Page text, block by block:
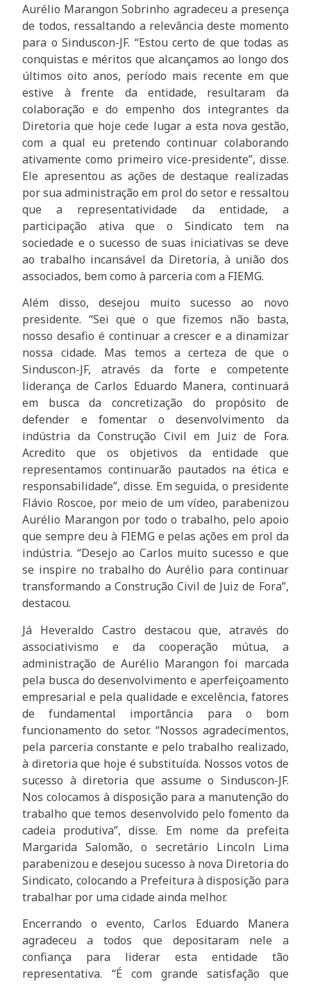
Aurélio Marangon Sobrinho agradeceu a presença
de todos, ressaltando a relevância deste momento
para o Sinduscon-JF. “Estou certo de que todas as
conquistas e méritos que alcançamos ao longo dos
últimos oito anos, período mais recente em que
estive à frente da entidade, resultaram da
colaboração e do empenho dos integrantes da
Diretoria que hoje cede lugar a esta nova gestão,
com a qual eu pretendo continuar colaborando
ativamente como primeiro vice-presidente”, disse.
Ele apresentou as ações de destaque realizadas
por sua administração em prol do setor e ressaltou
que a representatividade da entidade, a
participação ativa que o Sindicato tem na
sociedade e o sucesso de suas iniciativas se deve
ao trabalho incansável da Diretoria, à união dos
associados, bem como à parceria com a FIEMG.
Além disso, desejou muito sucesso ao novo
presidente. “Sei que o que fizemos não basta,
nosso desafio é continuar a crescer e a dinamizar
nossa cidade. Mas temos a certeza de que o
Sinduscon-JF, através da forte e competente
liderança de Carlos Eduardo Manera, continuará
em busca da concretização do propósito de
defender e fomentar o desenvolvimento da
indústria da Construção Civil em Juiz de Fora.
Acredito que os objetivos da entidade que
representamos continuarão pautados na ética e
responsabilidade”, disse. Em seguida, o presidente
Flávio Roscoe, por meio de um vídeo, parabenizou
Aurélio Marangon por todo o trabalho, pelo apoio
que sempre deu à FIEMG e pelas ações em prol da
indústria. “Desejo ao Carlos muito sucesso e que
se inspire no trabalho do Aurélio para continuar
transformando a Construção Civil de Juiz de Fora”,
destacou.
Já Heveraldo Castro destacou que, através do
associativismo e da cooperação mútua, a
administração de Aurélio Marangon foi marcada
pela busca do desenvolvimento e aperfeiçoamento
empresarial e pela qualidade e excelência, fatores
de fundamental importância para o bom
funcionamento do setor. “Nossos agradecimentos,
pela parceria constante e pelo trabalho realizado,
à diretoria que hoje é substituída. Nossos votos de
sucesso à diretoria que assume o Sinduscon-JF.
Nos colocamos à disposição para a manutenção do
trabalho que temos desenvolvido pelo fomento da
cadeia produtiva”, disse. Em nome da prefeita
Margarida Salomão, o secretário Lincoln Lima
parabenizou e desejou sucesso à nova Diretoria do
Sindicato, colocando a Prefeitura à disposição para
trabalhar por uma cidade ainda melhor.
Encerrando o evento, Carlos Eduardo Manera
agradeceu a todos que depositaram nele a
confiança para liderar esta entidade tão
representativa. “É com grande satisfação que